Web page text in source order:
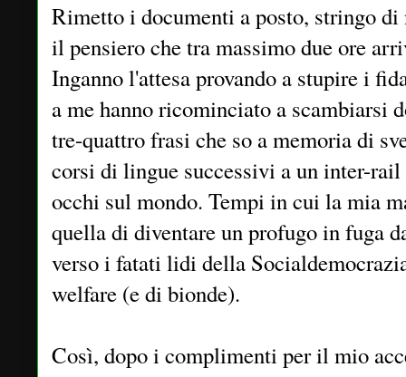
Rimetto i documenti a posto, stringo
il pensiero che tra massimo due ore
Inganno l'attesa provando a stupire i
a me hanno ricominciato a scambiarsi
tre-quattro frasi che so a memoria di
corsi di lingue successivi a un inter-
occhi sul mondo. Tempi in cui la mia
quella di diventare un profugo in fuga
verso i fatati lidi della
welfare (e di bionde).
Così, dopo i complimenti per il mio